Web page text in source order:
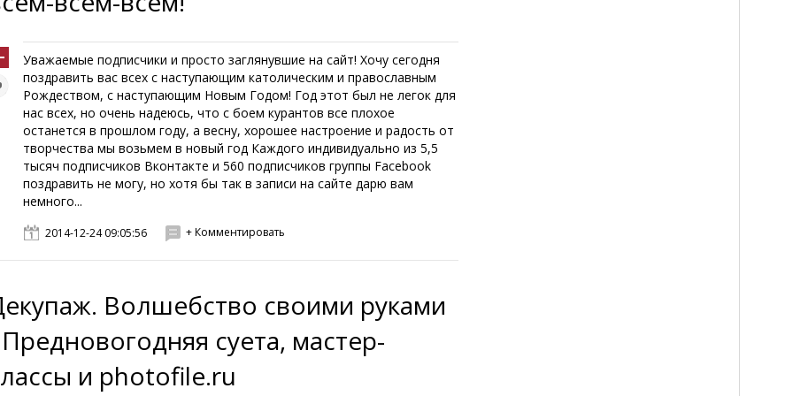
Уважаемые подписчики и просто заглянувшие на сайт! Хочу сегодня
поздравить вас всех с наступающим католическим и православным
Рождеством, с наступающим Новым Годом! Год этот был не легок для
нас всех, но очень надеюсь, что с боем курантов все плохое
останется в прошлом году, а весну, хорошее настроение и радость от
творчества мы возьмем в новый год Каждого индивидуально из 5,5
тысяч подписчиков Вконтакте и 560 подписчиков группы Facebook
поздравить не могу, но хотя бы так в записи на сайте дарю вам
немного...
2014-12-24 09:05:56 + Комментировать
Волшебство своими руками
суета, мастер-
и photofile.ru